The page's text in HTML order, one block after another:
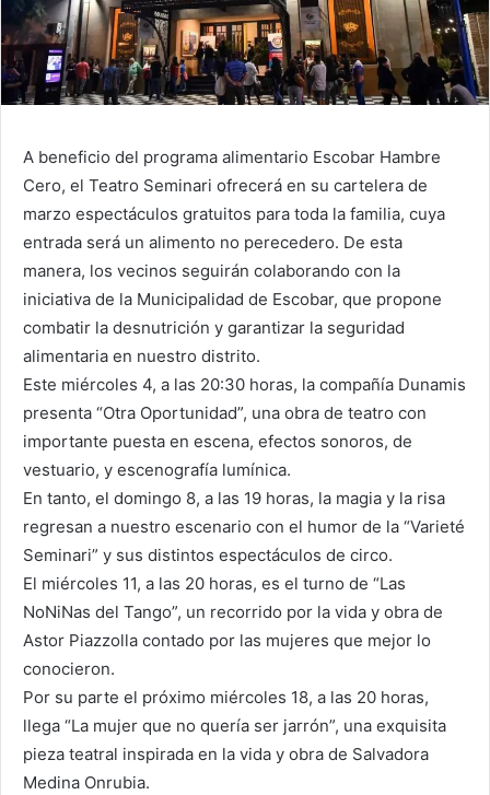
A beneficio del programa alimentario Escobar Hambre
Cero, el Teatro Seminari ofrecerá en su cartelera de
marzo espectáculos gratuitos para toda la familia, cuya
entrada será un alimento no perecedero. De esta
manera, los vecinos seguirán colaborando con la
iniciativa de la Municipalidad de Escobar, que propone
combatir la desnutrición y garantizar la seguridad
alimentaria en nuestro distrito.
Este miércoles 4, a las 20:30 horas, la compañía Dunamis
presenta “Otra Oportunidad”, una obra de teatro con
importante puesta en escena, efectos sonoros, de
vestuario, y escenografía lumínica.
En tanto, el domingo 8, a las 19 horas, la magia y la risa
regresan a nuestro escenario con el humor de la “Varieté
Seminari” y sus distintos espectáculos de circo.
El miércoles 11, a las 20 horas, es el turno de “Las
NoNiNas del Tango”, un recorrido por la vida y obra de
Astor Piazzolla contado por las mujeres que mejor lo
conocieron.
Por su parte el próximo miércoles 18, a las 20 horas,
llega “La mujer que no quería ser jarrón”, una exquisita
pieza teatral inspirada en la vida y obra de Salvadora
Medina Onrubia.